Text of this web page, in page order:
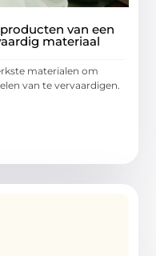
van een
materiaal
materialen om
van te vervaardigen.